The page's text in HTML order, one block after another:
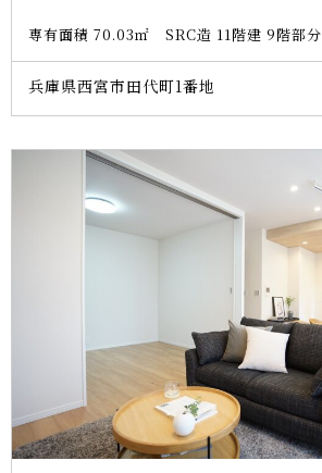
専有面積 70.03㎡ SRC造 11階建 9階部分
兵庫県西宮市田代町1番地